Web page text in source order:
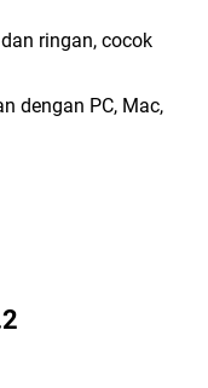
ringan, cocok
dengan PC, Mac,